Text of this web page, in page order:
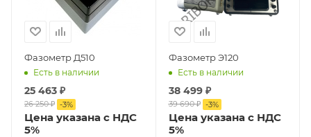
Фазометр Д510
Есть в наличии
25 463 ₽
26 250₽ -3%
Цена указана с НДС
5%
Фазометр Э120
Есть в наличии
38 499₽
39 690₽ -3%
Цена указана с НДС
5%